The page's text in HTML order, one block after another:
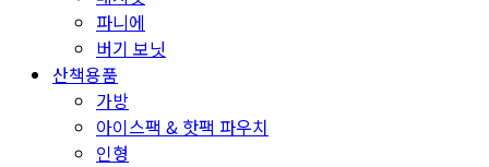
파니에
버기 보닛
산책용품
가방
아이스팩 & 핫팩 파우치
인형